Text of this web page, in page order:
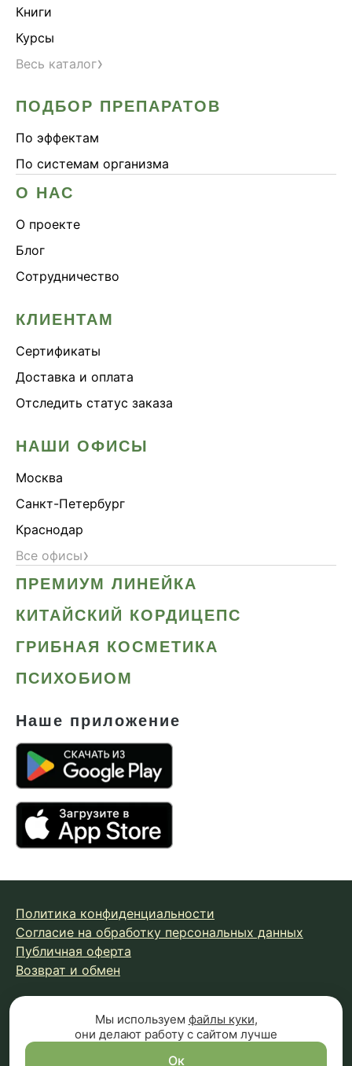
Книги
Курсы
Весь каталог›
ПОДБОР ПРЕПАРАТОВ
По эффектам
По системам организма
О НАС
О проекте
Блог
Сотрудничество
КЛИЕНТАМ
Сертификаты
Доставка и оплата
Отследить статус заказа
НАШИ ОФИСЫ
Москва
Санкт-Петербург
Краснодар
Все офисы›
ПРЕМИУМ ЛИНЕЙКА
КИТАЙСКИЙ КОРДИЦЕПС
ГРИБНАЯ КОСМЕТИКА
ПСИХОБИОМ
Наше приложение
Политика конфиденциальности
Согласие на обработку персональных данных
Публичная оферта
Возврат и обмен
© 2026 Fungiline — зарегистрированная торговая марка.
Копирование материалов с сайта запрещено.
Вся информация на сайте носит справочный характер и
Мы используем файлы куки,
они делают работу с сайтом лучше
Ок